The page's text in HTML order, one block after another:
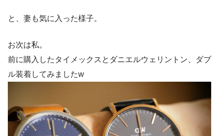
と、妻も気に入った様子。
お次は私。
前に購入したタイメックスとダニエルウェリントン、ダブ
ル装着してみましたw